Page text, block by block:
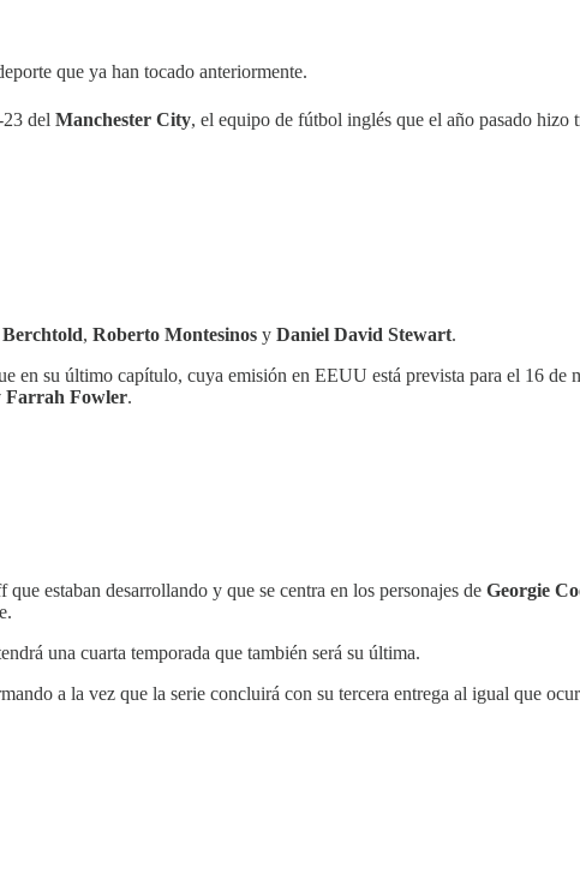
que ya han tocado anteriormente.
del Manchester City, el equipo de fútbol inglés que el año pasado hizo
, Roberto Montesinos y Daniel David Stewart.
en su último capítulo, cuya emisión en EEUU está prevista para el 16 de
Farrah Fowler.
estaban desarrollando y que se centra en los personajes de Georgie
una cuarta temporada que también será su última.
a la vez que la serie concluirá con su tercera entrega al igual que